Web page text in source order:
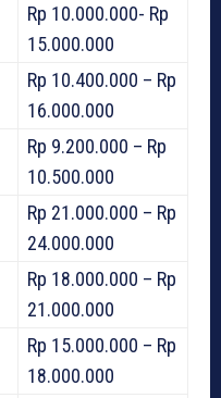
Rp 10.000.000- Rp
15.000.000
Rp 10.400.000 – Rp
16.000.000
Rp 9.200.000 – Rp
10.500.000
Rp 21.000.000 – Rp
24.000.000
Rp 18.000.000 – Rp
21.000.000
Rp 15.000.000 – Rp
18.000.000